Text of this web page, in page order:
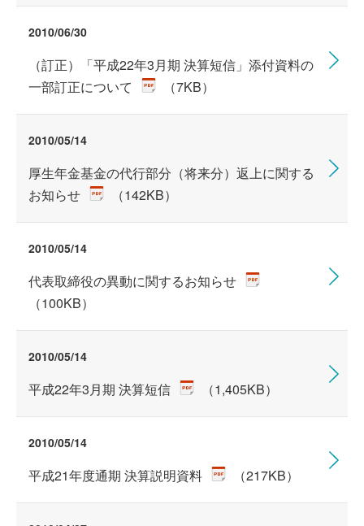
2010/06/30
（訂正）「平成22年3月期 決算短信」添付資料の
一部訂正について
（7KB）
2010/05/14
厚生年金基金の代行部分（将来分）返上に関する
お知らせ
（142KB）
2010/05/14
代表取締役の異動に関するお知らせ
（100KB）
2010/05/14
平成22年3月期 決算短信 （1,405KB）
2010/05/14
平成21年度通期 決算説明資料 （217KB）